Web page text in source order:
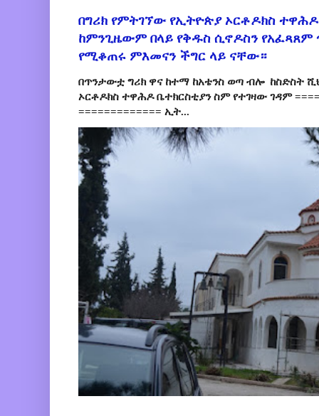
በግሪክ የምትገኘው የኢትዮጵያ ኦርቶዶክስ
ከምንጊዜውም በላይ የቅዱስ ሲኖዶስን የአፈጻጸም
የሚቆጠሩ ምእመናን ችግር ላይ ናቸው።
በጥንታውቷ ግሪክ ዋና ከተማ ከአቴንስ ወጣ ብሎ ከስድስት
ኦርቶዶክስ ተዋሕዶ ቤተክርስቲያን ስም የተገዛው ገዳም
============= ኢት...